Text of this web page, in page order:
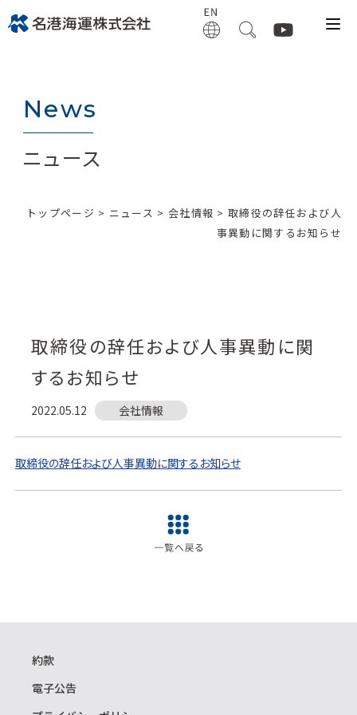
News
ニュース
トップページ > ニュース > 会社情報 > 取締役の辞任および人
事異動に関するお知らせ
取締役の辞任および人事異動に関
するお知らせ
2022.05.12 会社情報
取締役の辞任および人事異動に関するお知らせ
約款
電子公告